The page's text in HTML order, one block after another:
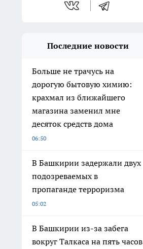
Последние новости
Больше не трачусь на
дорогую бытовую химию:
крахмал из ближайшего
магазина заменил мне
десяток средств дома
06:50
В Башкирии задержали двух
подозреваемых в
пропаганде терроризма
05:02
В Башкирии из-за забега
вокруг Талкаса на пять часов